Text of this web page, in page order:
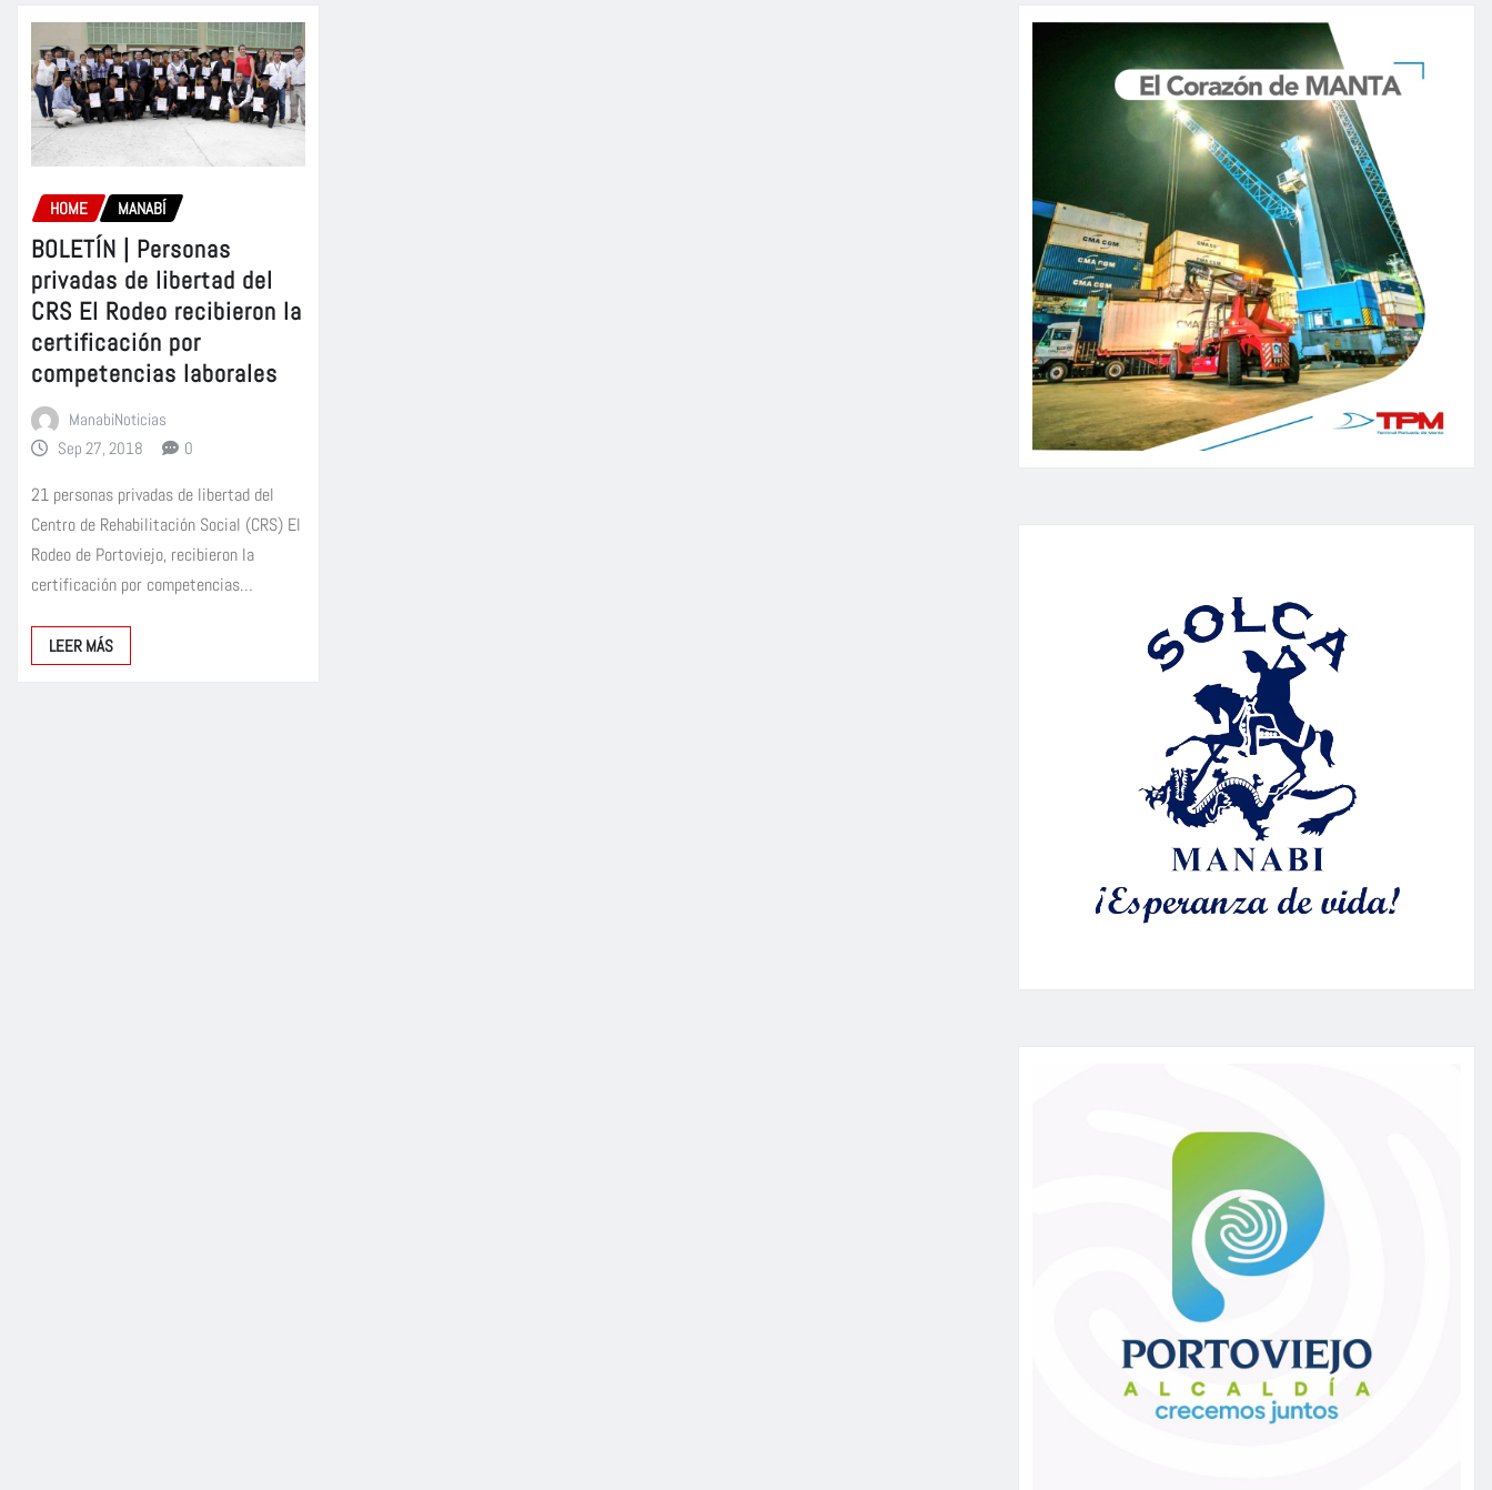
HOME MANABÍ
BOLETÍN | Personas
privadas de libertad del
CRS El Rodeo recibieron la
certificación por
competencias laborales
ManabiNoticias
Sep 27, 2018
0
21 personas privadas de libertad del
Centro de Rehabilitación Social (CRS) El
Rodeo de Portoviejo, recibieron la
certificación por competencias…
LEER MÁS